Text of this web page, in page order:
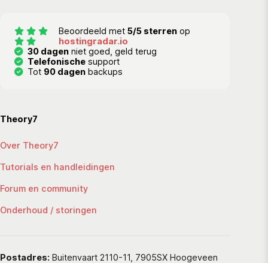
Beoordeeld met 5/5 sterrenop
hostingradar.io
30 dagen niet goed, geld terug
Telefonische support
Tot 90 dagen backups
Theory7
Over Theory7
Tutorials en handleidingen
Forum en community
Onderhoud / storingen
Postadres: Buitenvaart 2110-11, 7905SX Hoogeveen